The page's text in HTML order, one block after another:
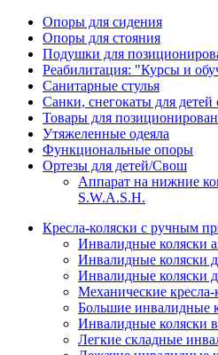
Опоры для сидения
Опоры для стояния
Подушки для
Реабилитация: "Курсы и
Санитарные стулья
Санки, снегокаты для
Товары для
Утяжеленные одеяла
Функциональные опоры
Ортезы для детей/Свош
Аппарат на нижние
S.W.A.S.H.
Кресла-коляски с ручным
Инвалидные коляски
Инвалидные коляски
Инвалидные коляски
Механические кресла-
Большие инвалидные
Инвалидные коляски
Легкие складные